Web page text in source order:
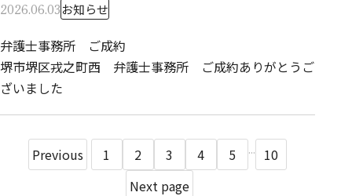
2026.06.03お知らせ
弁護士事務所 ご成約
堺市堺区戎之町西 弁護士事務所 ご成約ありがとうご
ざいました
Previous 1 2 3 4 5 ...
10
Next page